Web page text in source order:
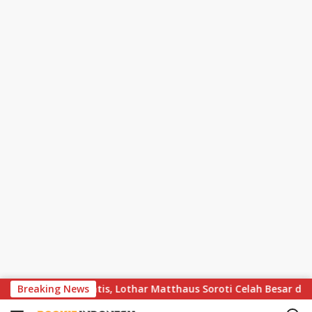
k
Breaking News
Berakhir Dramatis, Lothar Matthaus Soroti Celah Besar di